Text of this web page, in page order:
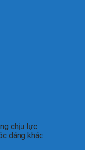
chịu lực
dáng khác